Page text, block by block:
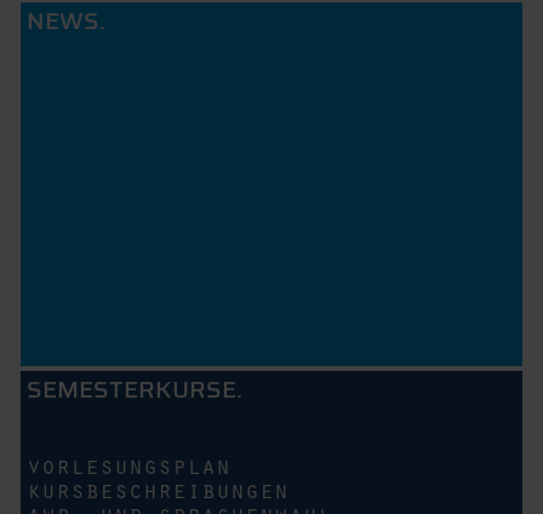
NEWS.
SEMESTERKURSE.
vorlesungsplan
kursbeschreibungen